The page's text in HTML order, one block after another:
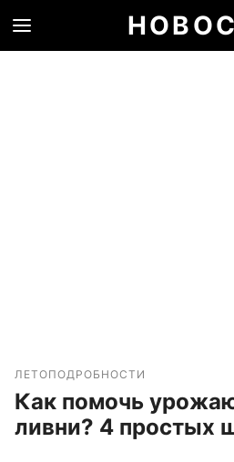
ЛЕТОПОДРОБНОСТИ
Как помочь
ливни? 4 простых